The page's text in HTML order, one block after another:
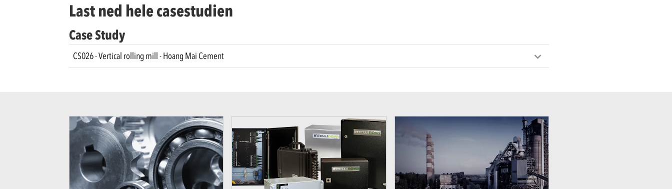
Last ned hele casestudien
Case Study
CS026 - Vertical rolling mill - Hoang Mai Cement